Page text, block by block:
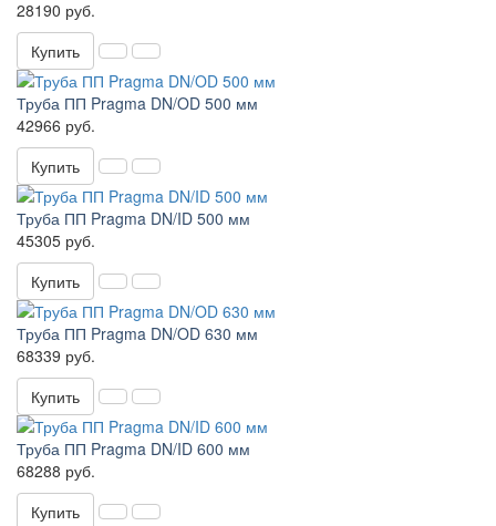
28190 руб.
Купить
Труба ПП Pragma DN/OD 500 мм
42966 руб.
Купить
Труба ПП Pragma DN/ID 500 мм
45305 руб.
Купить
Труба ПП Pragma DN/OD 630 мм
68339 руб.
Купить
Труба ПП Pragma DN/ID 600 мм
68288 руб.
Купить